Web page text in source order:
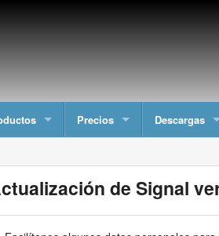
Precios Descargas
de Signal